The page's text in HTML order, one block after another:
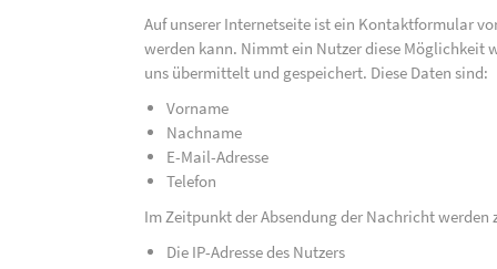
Auf unserer Internetseite ist ein Kontaktformular
werden kann. Nimmt ein Nutzer diese Möglichkeit
uns übermittelt und gespeichert. Diese Daten sind:
Vorname
Nachname
E-Mail-Adresse
Telefon
Im Zeitpunkt der Absendung der Nachricht werden
Die IP-Adresse des Nutzers